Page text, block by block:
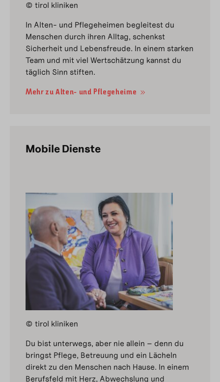
© tirol kliniken
In Alten- und Pflegeheimen begleitest du
Menschen durch ihren Alltag, schenkst
Sicherheit und Lebensfreude. In einem starken
Team und mit viel Wertschätzung kannst du
täglich Sinn stiften.
Mehr zu Alten- und Pflegeheime
Mobile Dienste
© tirol kliniken
Du bist unterwegs, aber nie allein – denn du
bringst Pflege, Betreuung und ein Lächeln
direkt zu den Menschen nach Hause. In einem
Berufsfeld mit Herz, Abwechslung und